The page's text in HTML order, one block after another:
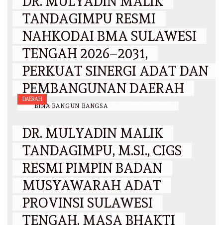
TANDAGIMPU RESMI
NAHKODAI BMA SULAWESI
TENGAH 2026–2031,
PERKUAT SINERGI ADAT DAN
PEMBANGUNAN DAERAH
BY BINA BANGUN BANGSA
DAERAH
DR. MULYADIN MALIK
TANDAGIMPU, M.SI., CIGS
RESMI PIMPIN BADAN
MUSYAWARAH ADAT
PROVINSI SULAWESI
TENGAH, MASA BHAKTI